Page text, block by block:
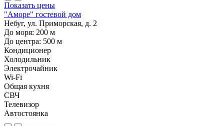
Показать цены
"Аморе" гостевой дом
Небуг, ул. Приморская, д. 2
До моря: 200 м
До центра: 500 м
Кондиционер
Холодильник
Электрочайник
Wi-Fi
Общая кухня
СВЧ
Телевизор
Автостоянка